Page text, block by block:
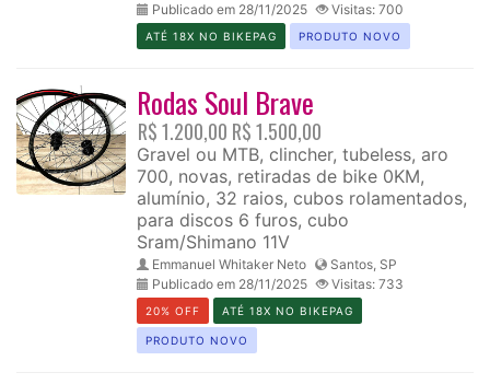
Publicado em 28/11/2025
Visitas: 700
ATÉ 18X NO BIKEPAG PRODUTO NOVO
Rodas Soul Brave
R$ 1.200,00 R$ 1.500,00
Gravel ou MTB, clincher, tubeless, aro
700, novas, retiradas de bike 0KM,
alumínio, 32 raios, cubos rolamentados,
para discos 6 furos, cubo
Sram/Shimano 11V
Emmanuel Whitaker Neto
Santos, SP
Publicado em 28/11/2025
Visitas: 733
20% OFF ATÉ 18X NO BIKEPAG
PRODUTO NOVO